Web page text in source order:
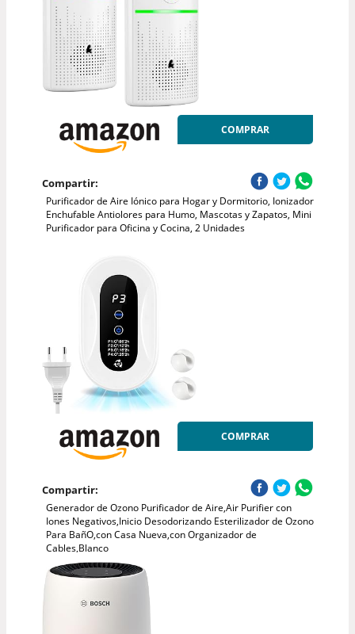
COMPRAR
Compartir:
Purificador de Aire Iónico para Hogar y Dormitorio, Ionizador
Enchufable Antiolores para Humo, Mascotas y Zapatos, Mini
Purificador para Oficina y Cocina, 2 Unidades
COMPRAR
Compartir:
Generador de Ozono Purificador de Aire,Air Purifier con
Iones Negativos,Inicio Desodorizando Esterilizador de Ozono
Para BañO,con Casa Nueva,con Organizador de
Cables,Blanco